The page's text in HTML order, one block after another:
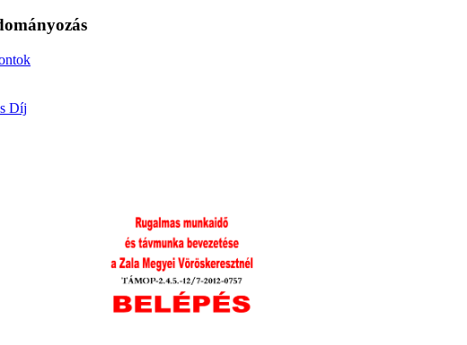
Díj